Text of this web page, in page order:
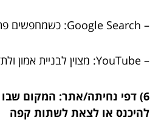
– Google Search: כשמחפשים פתרון “עכשיו”
– YouTube: מצוין לבניית אמון ולתדמית
6) דפי נחיתה/אתר: המקום
להיכנס או לצאת לשתות קפה